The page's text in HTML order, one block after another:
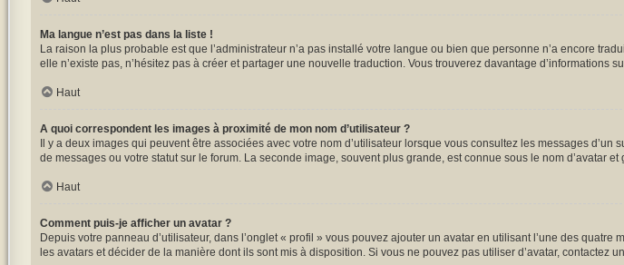
Ma langue n’est pas dans la liste !
La raison la plus probable est que l’administrateur n’a pas installé votre langue ou bien que personne n’a encore
elle n’existe pas, n’hésitez pas à créer et partager une nouvelle traduction. Vous trouverez davantage d’informations
Haut
A quoi correspondent les images à proximité de mon nom d’utilisateur ?
Il y a deux images qui peuvent être associées avec votre nom d’utilisateur lorsque vous consultez les messages
de messages ou votre statut sur le forum. La seconde image, souvent plus grande, est connue sous le nom d’avatar
Haut
Comment puis-je afficher un avatar ?
Depuis votre panneau d’utilisateur, dans l’onglet « profil » vous pouvez ajouter un avatar en utilisant l’une des
les avatars et décider de la manière dont ils sont mis à disposition. Si vous ne pouvez pas utiliser d’avatar, contactez